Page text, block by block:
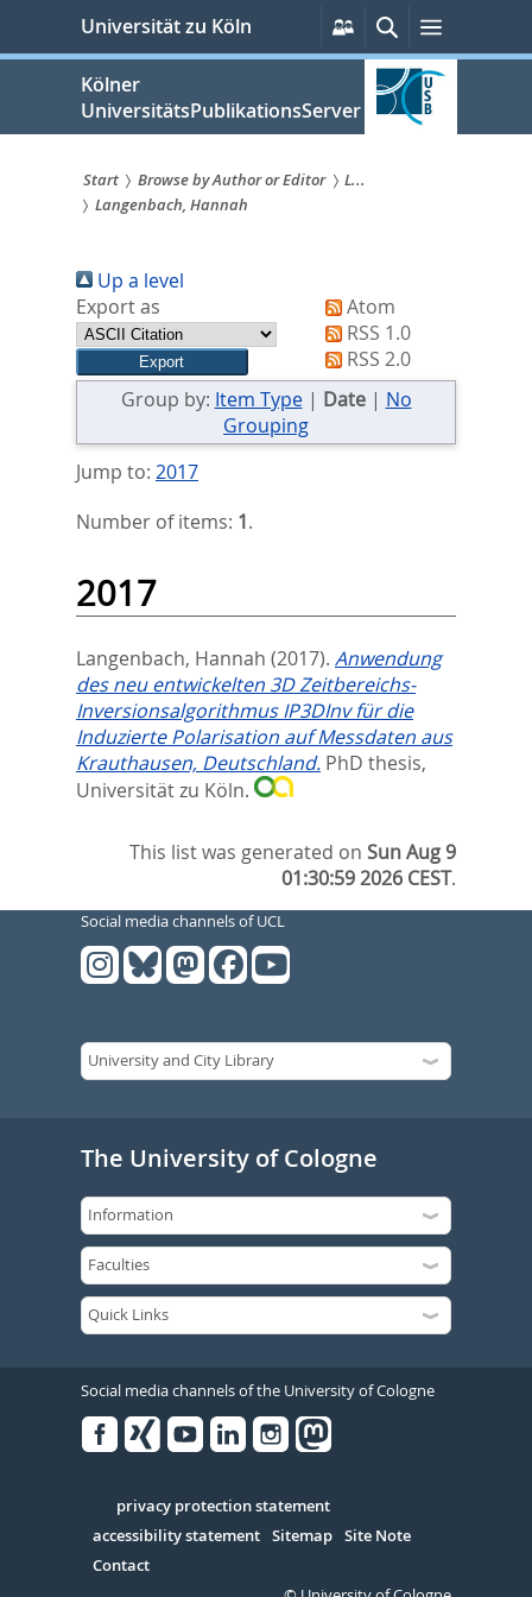
springen
Universität zu Köln
Persönliche
Services
SucheMenü
Kölner
UniversitätsPublikationsServer
Sie
sind
hier:
Start Browse by Author or Editor
L...
Langenbach, Hannah
Up a level
Export as
Atom
RSS 1.0
RSS 2.0
Group by: Item Type| Date| No
Grouping
Jump to: 2017
Number of items: 1.
2017
Langenbach, Hannah (2017). Anwendung
des neu entwickelten 3D Zeitbereichs-
Inversionsalgorithmus IP3DInv für die
Induzierte Polarisation auf Messdaten aus
Krauthausen, Deutschland. PhD thesis,
Universität zu Köln.
This list was generated onSun Aug 9
01:30:59 2026 CEST.
Social media channels of UCL
The University of Cologne
Social media channels of the University of Cologne
Serivce
privacy protection statement
accessibility statement Sitemap Site Note
Contact